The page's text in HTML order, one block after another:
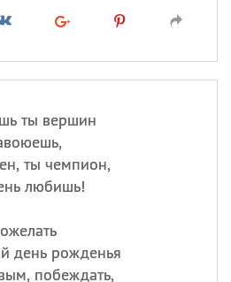
ты вершин
ты чемпион,
любишь!
день рожденья
побеждать,